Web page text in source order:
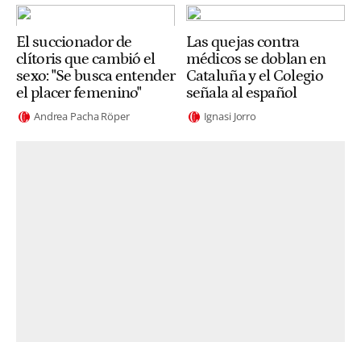
El succionador de
clítoris que cambió el
sexo: "Se busca entender
el placer femenino"
Andrea Pacha Röper
Las quejas contra
médicos se doblan en
Cataluña y el Colegio
señala al español
Ignasi Jorro